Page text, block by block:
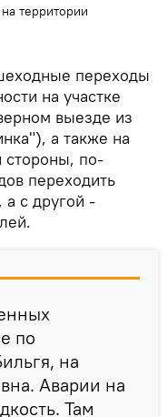
территории
переходы
на участке
выезде из
а также на
стороны, по-
переходить
с другой -
по
на
Аварии на
Там